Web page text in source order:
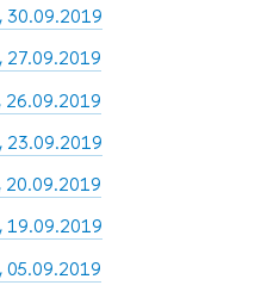
30.09.2019
27.09.2019
26.09.2019
23.09.2019
20.09.2019
19.09.2019
05.09.2019